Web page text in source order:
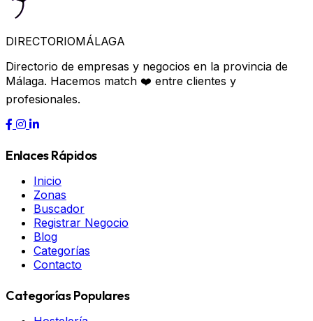
DIRECTORIOMÁLAGA
Directorio de empresas y negocios en la provincia de
Málaga. Hacemos match ❤️ entre clientes y
profesionales.
Enlaces Rápidos
Inicio
Zonas
Buscador
Registrar Negocio
Blog
Categorías
Contacto
Categorías Populares